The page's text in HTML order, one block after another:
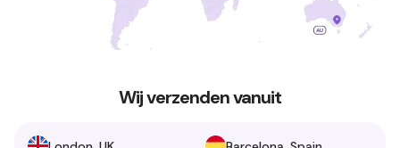
Wij verzenden vanuit